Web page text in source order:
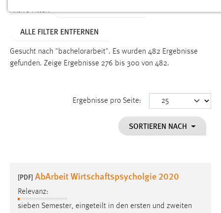
Aktive Filter:
ALLE FILTER ENTFERNEN
Gesucht nach "bachelorarbeit". Es wurden 482 Ergebnisse
gefunden. Zeige Ergebnisse 276 bis 300 von 482.
Ergebnisse pro Seite:
SORTIEREN NACH
[PDF] AbArbeit Wirtschaftspsycholgie 2020
Relevanz:
sieben Semester, eingeteilt in den ersten und zweiten
Funktionen und sind für die einwandfreie Funktion der
Einverständnis
cookie_consent
Dieser Cookie speichert die ausgewählten Einverständnis-
Performance